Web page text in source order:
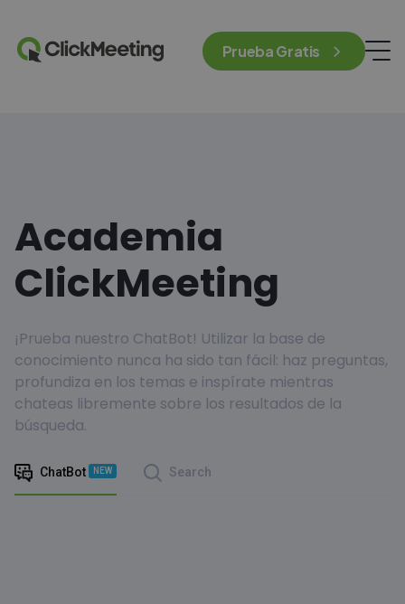
Prueba Gratis
Academia
ClickMeeting
¡Prueba nuestro ChatBot! Utilizar la base de
conocimiento nunca ha sido tan fácil: haz preguntas,
profundiza en los temas e inspírate mientras
chateas libremente sobre los resultados de la
búsqueda.
ChatBot NEW Search